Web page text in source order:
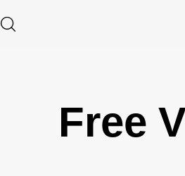
Type and hit enterFree